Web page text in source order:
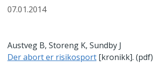
07.01.2014
Austveg B, Storeng K, Sundby J
Der abort er risikosport [kronikk]. (pdf)